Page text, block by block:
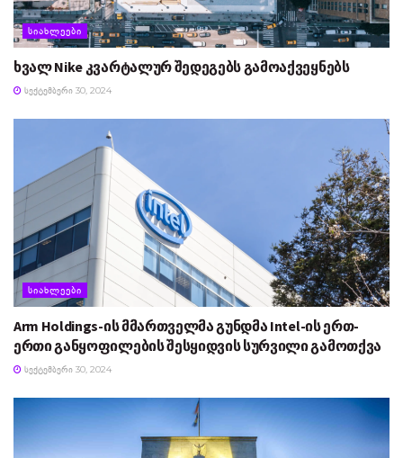
ᲡᲘᲐᲮᲚᲔᲔᲑᲘ
ხვალ Nike კვარტალურ შედეგებს გამოაქვეყნებს
ᲡᲔᲥᲢᲔᲛᲑᲔᲠᲘ 30, 2024
ᲡᲘᲐᲮᲚᲔᲔᲑᲘ
Arm Holdings-ის მმართველმა გუნდმა Intel-ის ერთ-
ერთი განყოფილების შესყიდვის სურვილი გამოთქვა
ᲡᲔᲥᲢᲔᲛᲑᲔᲠᲘ 30, 2024